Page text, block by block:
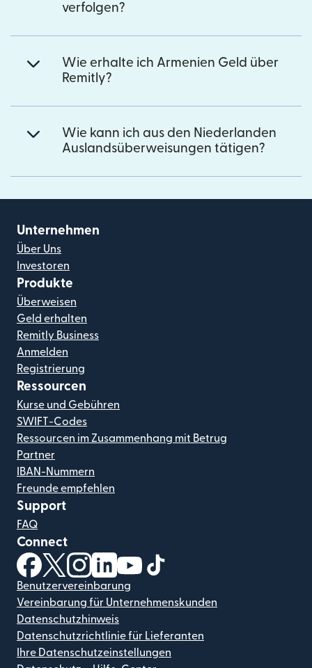
verfolgen?
Wie erhalte ich Armenien Geld über
Remitly?
Wie kann ich aus den Niederlanden
Auslandsüberweisungen tätigen?
Unternehmen
Über Uns
Investoren
Produkte
Überweisen
Geld erhalten
Remitly Business
Anmelden
Registrierung
Ressourcen
Kurse und Gebühren
SWIFT-Codes
Ressourcen im Zusammenhang mit Betrug
Partner
IBAN-Nummern
Freunde empfehlen
Support
FAQ
Connect
(wird in einem neuen Fenster geöffnet)
(wird in einem neuen Fenster geöffnet)
(wird in einem neuen Fenster geöffnet)
(wird in einem neuen Fenster geöffnet)
(wird in einem neuen Fenster
Benutzervereinbarung
Vereinbarung für Unternehmenskunden
Datenschutzhinweis
Datenschutzrichtlinie für Lieferanten
Ihre Datenschutzeinstellungen